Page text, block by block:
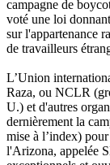
campagne de
voté une loi
sur l'appartenance
de travailleurs
L’Union
Raza, ou NCLR
U.) et d'autres
dernièrement la
mise à l’index)
l'Arizona, appelée